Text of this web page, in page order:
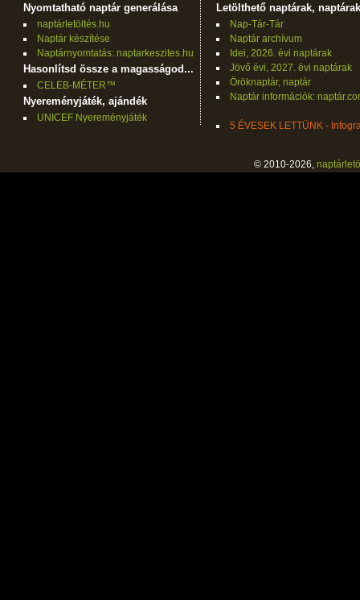
Nyomtatható naptár generálása
naptárletöltés.hu
Naptár készítése
Naptárnyomtatás: naptarkeszites.hu
Hasonlítsd össze a magasságod...
CELEB-MÉTER™
Nyereményjáték, ajándék
UNICEF Nyereményjáték
Letölthető naptárak, naptárak
Nap-Tár-Tár
Naptár archívum
Idei, 2026. évi naptárak
Jövő évi, 2027. évi naptárak
Öröknaptár, naptár
Naptár információk:
5 ÉVESEK LETTÜNK -
© 2010-2026,